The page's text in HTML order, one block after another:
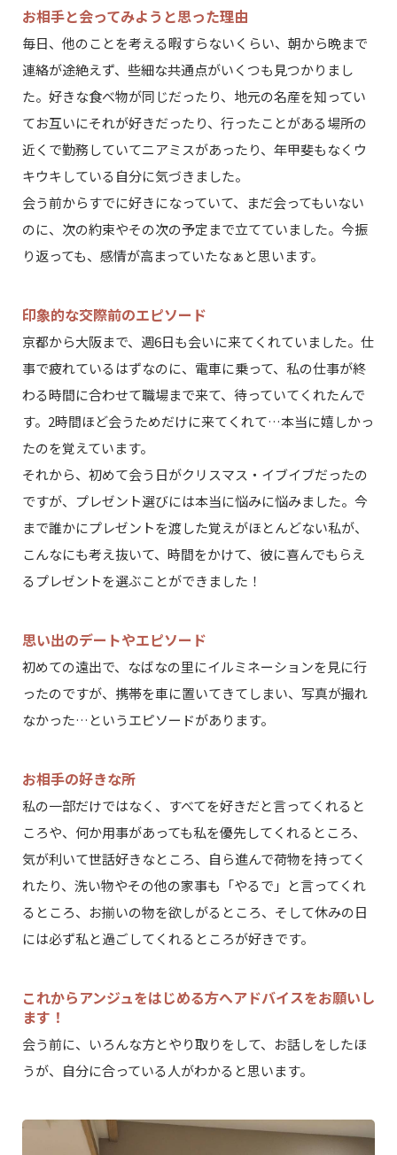
お相手と会ってみようと思った理由
毎日、他のことを考える暇すらないくらい、朝から晩まで
連絡が途絶えず、些細な共通点がいくつも見つかりまし
た。好きな食べ物が同じだったり、地元の名産を知ってい
てお互いにそれが好きだったり、行ったことがある場所の
近くで勤務していてニアミスがあったり、年甲斐もなくウ
キウキしている自分に気づきました。
会う前からすでに好きになっていて、まだ会ってもいない
のに、次の約束やその次の予定まで立てていました。今振
り返っても、感情が高まっていたなぁと思います。
印象的な交際前のエピソード
京都から大阪まで、週6日も会いに来てくれていました。仕
事で疲れているはずなのに、電車に乗って、私の仕事が終
わる時間に合わせて職場まで来て、待っていてくれたんで
す。2時間ほど会うためだけに来てくれて…本当に嬉しかっ
たのを覚えています。
それから、初めて会う日がクリスマス・イブイブだったの
ですが、プレゼント選びには本当に悩みに悩みました。今
まで誰かにプレゼントを渡した覚えがほとんどない私が、
こんなにも考え抜いて、時間をかけて、彼に喜んでもらえ
るプレゼントを選ぶことができました！
思い出のデートやエピソード
初めての遠出で、なばなの里にイルミネーションを見に行
ったのですが、携帯を車に置いてきてしまい、写真が撮れ
なかった…というエピソードがあります。
お相手の好きな所
私の一部だけではなく、すべてを好きだと言ってくれると
ころや、何か用事があっても私を優先してくれるところ、
気が利いて世話好きなところ、自ら進んで荷物を持ってく
れたり、洗い物やその他の家事も「やるで」と言ってくれ
るところ、お揃いの物を欲しがるところ、そして休みの日
には必ず私と過ごしてくれるところが好きです。
これからアンジュをはじめる方へアドバイスをお願いし
ます！
会う前に、いろんな方とやり取りをして、お話しをしたほ
うが、自分に合っている人がわかると思います。